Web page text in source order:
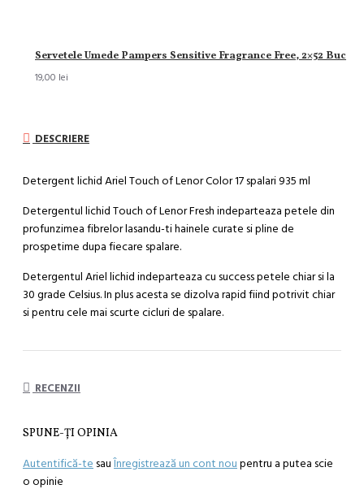
Servetele Umede Pampers Sensitive Fragrance Free, 2×52 Buc
19,00 lei
DESCRIERE
Detergent lichid Ariel Touch of Lenor Color 17 spalari 935 ml
Detergentul lichid Touch of Lenor Fresh indeparteaza petele din
profunzimea fibrelor lasandu-ti hainele curate si pline de
prospetime dupa fiecare spalare.
Detergentul Ariel lichid indeparteaza cu success petele chiar si la
30 grade Celsius. In plus acesta se dizolva rapid fiind potrivit chiar
si pentru cele mai scurte cicluri de spalare.
RECENZII
SPUNE-ŢI OPINIA
Autentifică-te sauÎnregistrează un cont nou pentru a putea scie
o opinie